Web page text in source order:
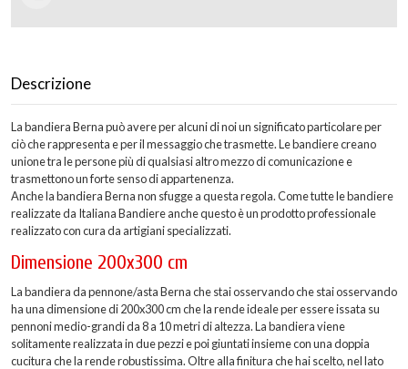
Descrizione
La bandiera Berna può avere per alcuni di noi un significato particolare per
ciò che rappresenta e per il messaggio che trasmette. Le bandiere creano
unione tra le persone più di qualsiasi altro mezzo di comunicazione e
trasmettono un forte senso di appartenenza.
Anche la bandiera Berna non sfugge a questa regola. Come tutte le bandiere
realizzate da Italiana Bandiere anche questo è un prodotto professionale
realizzato con cura da artigiani specializzati.
Dimensione 200x300 cm
La bandiera da pennone/asta Berna che stai osservando che stai osservando
ha una dimensione di 200x300 cm che la rende ideale per essere issata su
pennoni medio-grandi da 8 a 10 metri di altezza. La bandiera viene
solitamente realizzata in due pezzi e poi giuntati insieme con una doppia
cucitura che la rende robustissima. Oltre alla finitura che hai scelto, nel lato